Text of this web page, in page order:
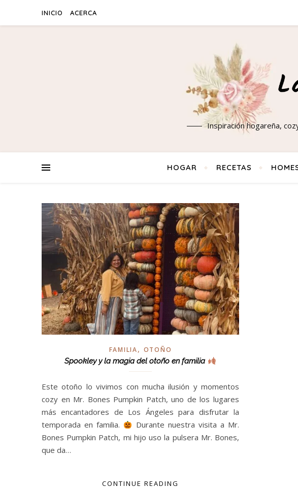
INICIO ACERCA
Inspiración hogareña,
HOGAR RECETAS
FAMILIA, OTOÑO
Spookley y la magia del otoño en familia
Este otoño lo vivimos con mucha ilusión y momentos
cozy en Mr. Bones Pumpkin Patch, uno de los lugares
más encantadores de Los Ángeles para disfrutar la
temporada en familia.
Durante nuestra visita a Mr.
Bones Pumpkin Patch, mi hijo uso la pulsera Mr. Bones,
que da…
CONTINUE READING